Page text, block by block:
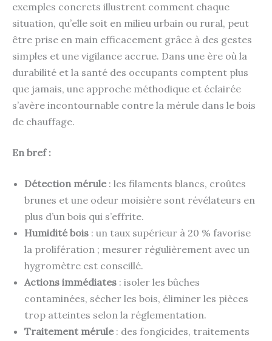
exemples concrets illustrent comment chaque
situation, qu’elle soit en milieu urbain ou rural, peut
être prise en main efficacement grâce à des gestes
simples et une vigilance accrue. Dans une ère où la
durabilité et la santé des occupants comptent plus
que jamais, une approche méthodique et éclairée
s’avère incontournable contre la mérule dans le bois
de chauffage.
En bref :
Détection mérule: les filaments blancs, croûtes
brunes et une odeur moisière sont révélateurs en
plus d’un bois qui s’effrite.
Humidité bois : un taux supérieur à 20 % favorise
la prolifération ; mesurer régulièrement avec un
hygromètre est conseillé.
Actions immédiates : isoler les bûches
contaminées, sécher les bois, éliminer les pièces
trop atteintes selon la réglementation.
Traitement mérule: des fongicides, traitements